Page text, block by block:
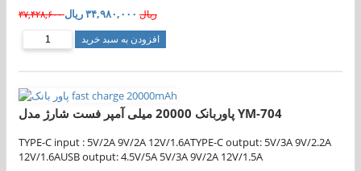
۳۷,۴۲۸,۶۰۰ ریال ۳۴,۹۸۰,۰۰۰ ریال
افزودن به سبد خرید
پاوربانک 20000 میلی آمپر فست شارژ مدل YM-704
TYPE-C input : 5V/2A 9V/2A 12V/1.6ATYPE-C output: 5V/3A 9V/2.2A
12V/1.6AUSB output: 4.5V/5A 5V/3A 9V/2A 12V/1.5A